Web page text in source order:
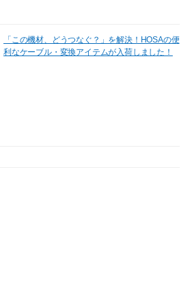
「この機材、どうつなぐ？」を解決！HOSAの便
利なケーブル・変換アイテムが入荷しました！